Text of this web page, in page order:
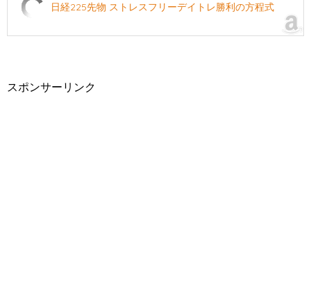
日経225先物 ストレスフリーデイトレ勝利の方程式
スポンサーリンク